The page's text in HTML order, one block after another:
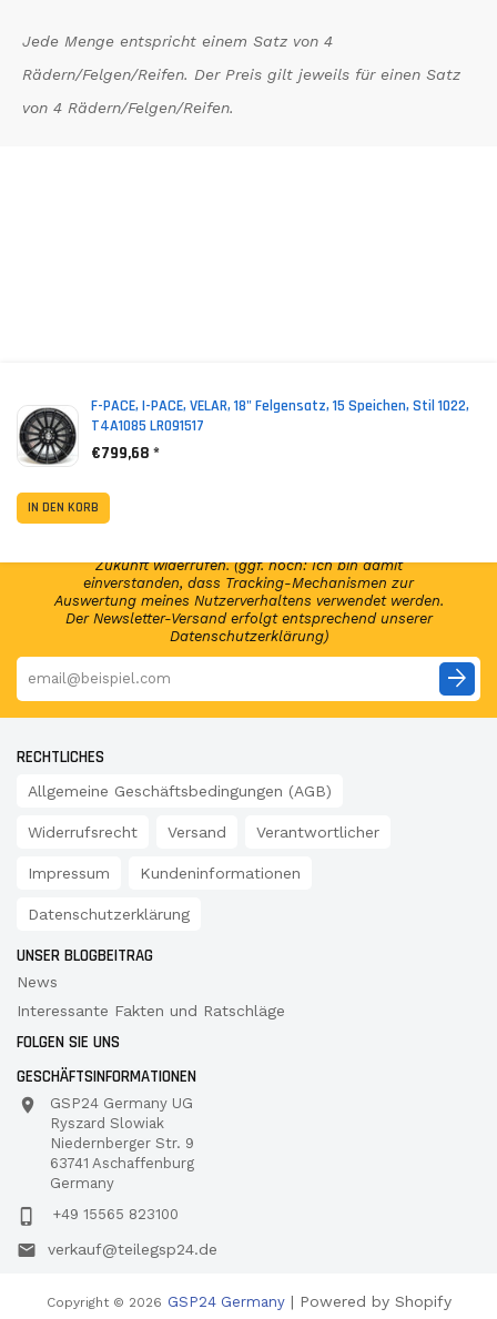
Jede Menge entspricht einem Satz von 4
Rädern/Felgen/Reifen. Der Preis gilt jeweils für einen Satz
von 4 Rädern/Felgen/Reifen.
F-PACE, I-PACE, VELAR, 18" Felgensatz, 15 Speichen, Stil 1022,
T4A1085 LR091517
€799,68 *
IN DEN KORB
Abonniere jetzt unseren Newsletter und erhalte per E-
Mail regelmäßig Infos regelmäßig Infos und exklusive
Angebote von GSP24 Germany. Diese Einwilligung zur
Zukunft widerrufen. (ggf. noch: Ich bin damit
einverstanden, dass Tracking-Mechanismen zur
Auswertung meines Nutzerverhaltens verwendet werden.
Der Newsletter-Versand erfolgt entsprechend unserer
Datenschutzerklärung)
arrow_forward
RECHTLICHES
Allgemeine Geschäftsbedingungen (AGB)
Widerrufsrecht Versand Verantwortlicher
Impressum Kundeninformationen
Datenschutzerklärung
UNSER BLOGBEITRAG
News
Interessante Fakten und Ratschläge
FOLGEN SIE UNS
GESCHÄFTSINFORMATIONEN
GSP24 Germany UG
Ryszard Slowiak
Niedernberger Str. 9
63741 Aschaffenburg
Germany
+49 15565 823100
verkauf@teilegsp24.de
Copyright © 2026 GSP24 Germany| Powered by Shopify